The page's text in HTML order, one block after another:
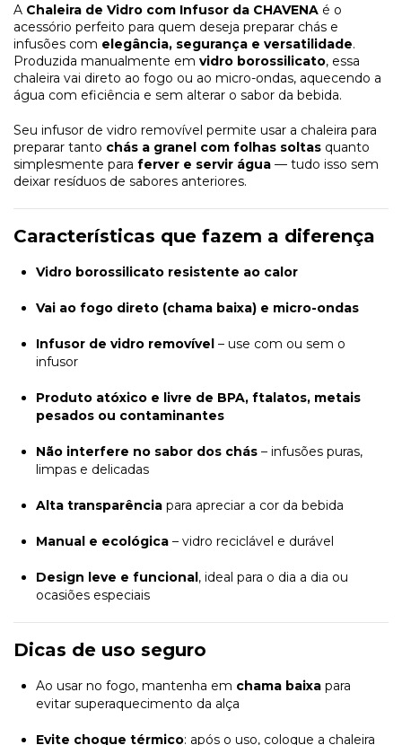
A Chaleira de Vidro com Infusor da CHAVENA é o
acessório perfeito para quem deseja preparar chás e
infusões com elegância, segurança e versatilidade.
Produzida manualmente em vidro borossilicato, essa
chaleira vai direto ao fogo ou ao micro-ondas, aquecendo a
água com eficiência e sem alterar o sabor da bebida.
Seu infusor de vidro removível permite usar a chaleira para
preparar tanto chás a granel com folhas soltas quanto
simplesmente para ferver e servir água — tudo isso sem
deixar resíduos de sabores anteriores.
Características que fazem a diferença
Vidro borossilicato resistente ao calor
Vai ao fogo direto (chama baixa) e micro-ondas
Infusor de vidro removível – use com ou sem o
infusor
Produto atóxico e livre de BPA, ftalatos, metais
pesados ou contaminantes
Não interfere no sabor dos chás – infusões puras,
limpas e delicadas
Alta transparência para apreciar a cor da bebida
Manual e ecológica – vidro reciclável e durável
Design leve e funcional, ideal para o dia a dia ou
ocasiões especiais
Dicas de uso seguro
Ao usar no fogo, mantenha em chama baixa para
evitar superaquecimento da alça
Evite choque térmico: após o uso, coloque a chaleira